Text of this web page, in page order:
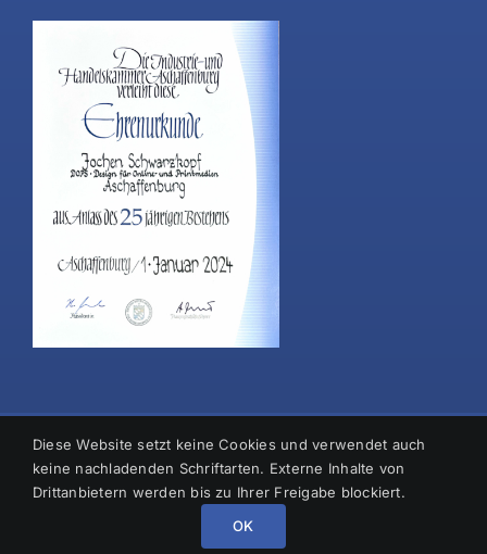
Copyright: 2023 DOPS - Design für Online- und Printmedien
Diese Website setzt keine Cookies und verwendet auch
keine nachladenden Schriftarten. Externe Inhalte von
Drittanbietern werden bis zu Ihrer Freigabe blockiert.
OK